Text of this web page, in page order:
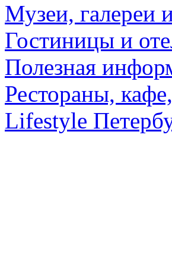
Музеи, галереи
Гостиницы и
Полезная
Рестораны,
Lifestyle